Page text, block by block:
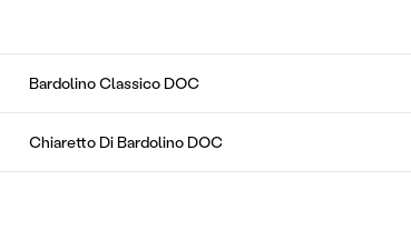
Bardolino Classico DOC
Chiaretto Di Bardolino DOC